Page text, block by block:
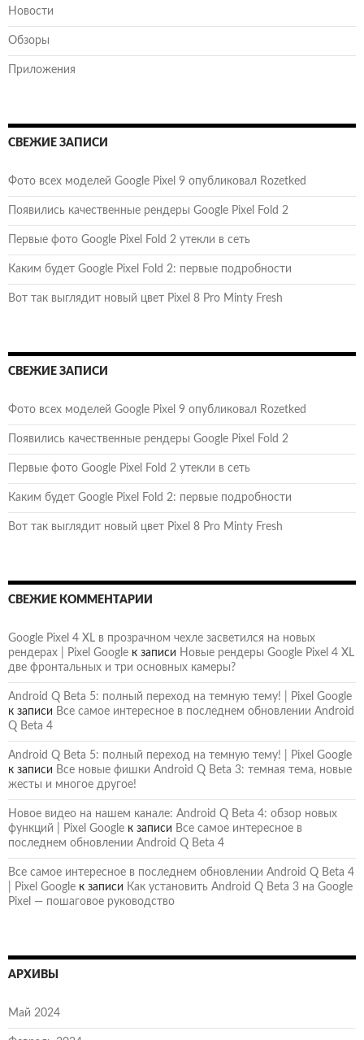
Новости
Обзоры
Приложения
СВЕЖИЕ ЗАПИСИ
Фото всех моделей Google Pixel 9 опубликовал Rozetked
Появились качественные рендеры Google Pixel Fold 2
Первые фото Google Pixel Fold 2 утекли в сеть
Каким будет Google Pixel Fold 2: первые подробности
Вот так выглядит новый цвет Pixel 8 Pro Minty Fresh
СВЕЖИЕ ЗАПИСИ
Фото всех моделей Google Pixel 9 опубликовал Rozetked
Появились качественные рендеры Google Pixel Fold 2
Первые фото Google Pixel Fold 2 утекли в сеть
Каким будет Google Pixel Fold 2: первые подробности
Вот так выглядит новый цвет Pixel 8 Pro Minty Fresh
СВЕЖИЕ КОММЕНТАРИИ
Google Pixel 4 XL в прозрачном чехле засветился на новых
рендерах | Pixel Google к записи Новые рендеры Google Pixel 4 XL
две фронтальных и три основных камеры?
Android Q Beta 5: полный переход на темную тему! | Pixel Google
к записи Все самое интересное в последнем обновлении Android
Q Beta 4
Android Q Beta 5: полный переход на темную тему! | Pixel Google
к записи Все новые фишки Android Q Beta 3: темная тема, новые
жесты и многое другое!
Новое видео на нашем канале: Android Q Beta 4: обзор новых
функций | Pixel Google к записи Все самое интересное в
последнем обновлении Android Q Beta 4
Все самое интересное в последнем обновлении Android Q Beta 4
| Pixel Google к записи Как установить Android Q Beta 3 на Google
Pixel — пошаговое руководство
АРХИВЫ
Май 2024